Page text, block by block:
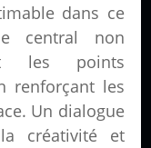
dans ce
central non
les points
renforçant les
Un dialogue
créativité et